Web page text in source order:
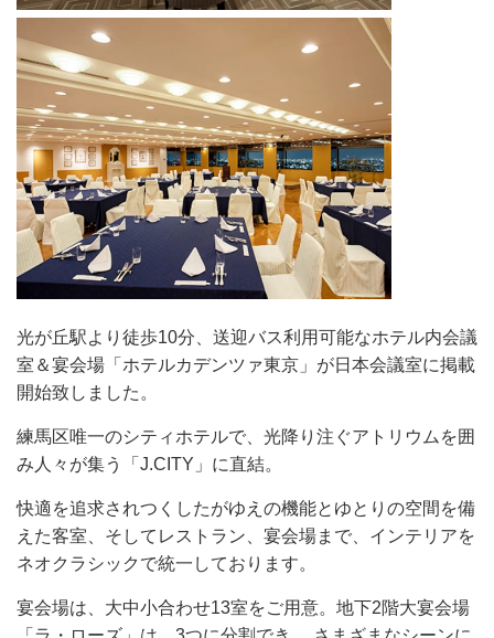
光が丘駅より徒歩10分、送迎バス利用可能なホテル内会議
室＆宴会場「ホテルカデンツァ東京」が日本会議室に掲載
開始致しました。
練馬区唯一のシティホテルで、光降り注ぐアトリウムを囲
み人々が集う「J.CITY」に直結。
快適を追求されつくしたがゆえの機能とゆとりの空間を備
えた客室、そしてレストラン、宴会場まで、インテリアを
ネオクラシックで統一しております。
宴会場は、大中小合わせ13室をご用意。地下2階大宴会場